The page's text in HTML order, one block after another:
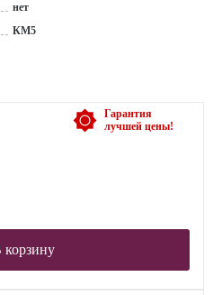
нет
КМ5
Гарантия
лучшей цены!
корзину